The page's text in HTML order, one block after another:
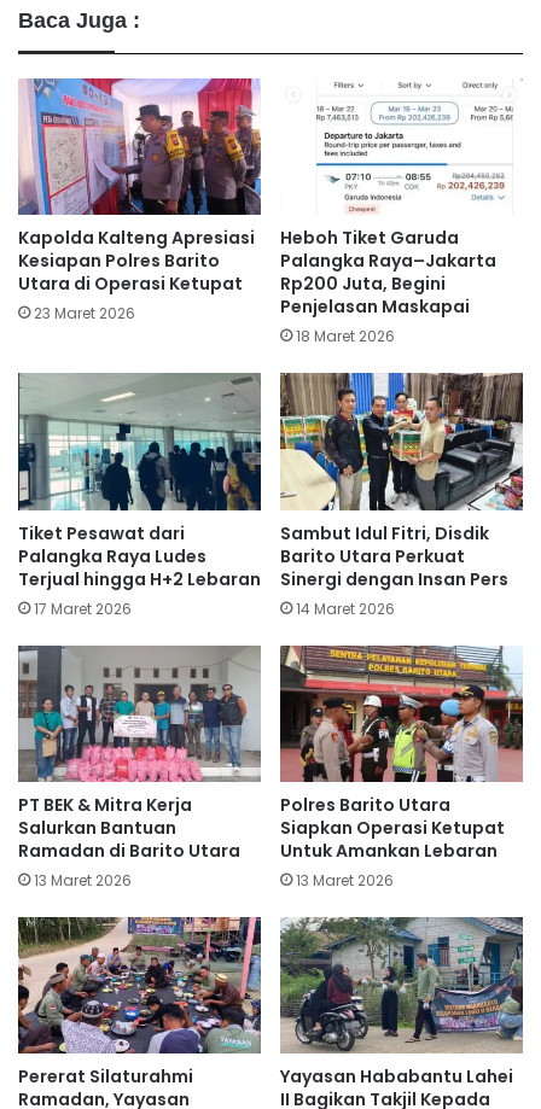
Baca Juga :
Kapolda Kalteng Apresiasi
Kesiapan Polres Barito
Utara di Operasi Ketupat
23 Maret 2026
Heboh Tiket Garuda
Palangka Raya–Jakarta
Rp200 Juta, Begini
Penjelasan Maskapai
18 Maret 2026
Tiket Pesawat dari
Palangka Raya Ludes
Terjual hingga H+2 Lebaran
17 Maret 2026
Sambut Idul Fitri, Disdik
Barito Utara Perkuat
Sinergi dengan Insan Pers
14 Maret 2026
PT BEK & Mitra Kerja
Salurkan Bantuan
Ramadan di Barito Utara
13 Maret 2026
Polres Barito Utara
Siapkan Operasi Ketupat
Untuk Amankan Lebaran
13 Maret 2026
Pererat Silaturahmi
Ramadan, Yayasan
Yayasan Hababantu Lahei
II Bagikan Takjil Kepada